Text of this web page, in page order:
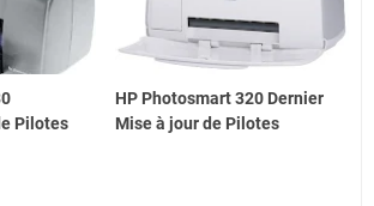
Pilotes
HP Photosmart 320 Dernier
Mise à jour de Pilotes